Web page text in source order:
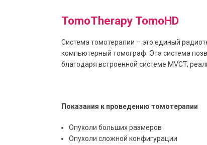
TomoTherapy TomoHD
Система томотерапии – это единый
компьютерный томограф. Эта система
благодаря встроенной системе MVCT,
Показания к проведению томотерапии
Опухоли больших размеров
Опухоли сложной конфигурации